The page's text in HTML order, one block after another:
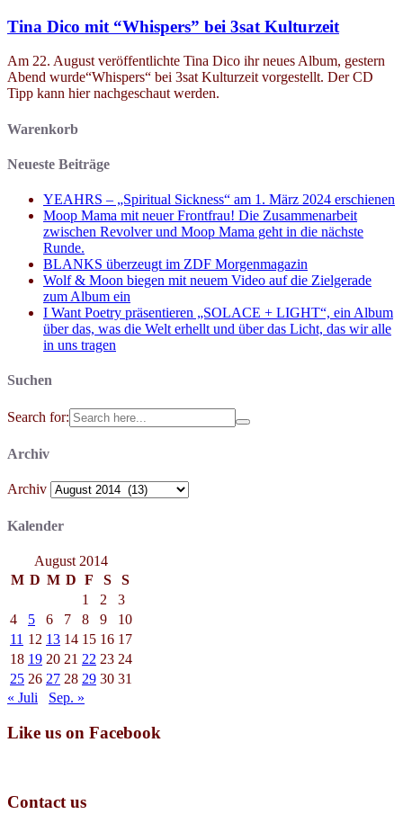
Tina Dico mit “Whispers” bei 3sat Kulturzeit
Am 22. August veröffentlichte Tina Dico ihr neues Album, gestern
Abend wurde“Whispers“ bei 3sat Kulturzeit vorgestellt. Der CD
Tipp kann hier nachgeschaut werden.
Warenkorb
Neueste Beiträge
YEAHRS – „Spiritual Sickness“ am 1. März 2024 erschienen
Moop Mama mit neuer Frontfrau! Die Zusammenarbeit
zwischen Revolver und Moop Mama geht in die nächste
Runde.
BLANKS überzeugt im ZDF Morgenmagazin
Wolf & Moon biegen mit neuem Video auf die Zielgerade
zum Album ein
I Want Poetry präsentieren „SOLACE + LIGHT“, ein Album
über das, was die Welt erhellt und über das Licht, das wir alle
in uns tragen
Suchen
Search for:
Archiv
Archiv
Kalender
August 2014
M D M D F S
S
1
2
3
4
5 6 7 8 9
10
11 12 13 14 15 16 17
18 19 20 21 22 23 24
25 26 27 28 29 30 31
« Juli
Sep. »
Like us on Facebook
Contact us